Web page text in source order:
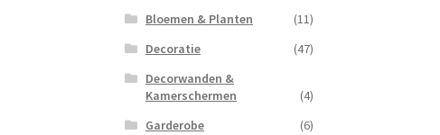
Bloemen & Planten
(11)
Decoratie
(47)
Decorwanden &
Kamerschermen
(4)
Garderobe
(6)